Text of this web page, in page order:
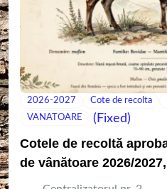
2026-2027 Cote de recolta
VANATOARE
(Fixed)
Cotele de recoltă
de vânătoare 2026/